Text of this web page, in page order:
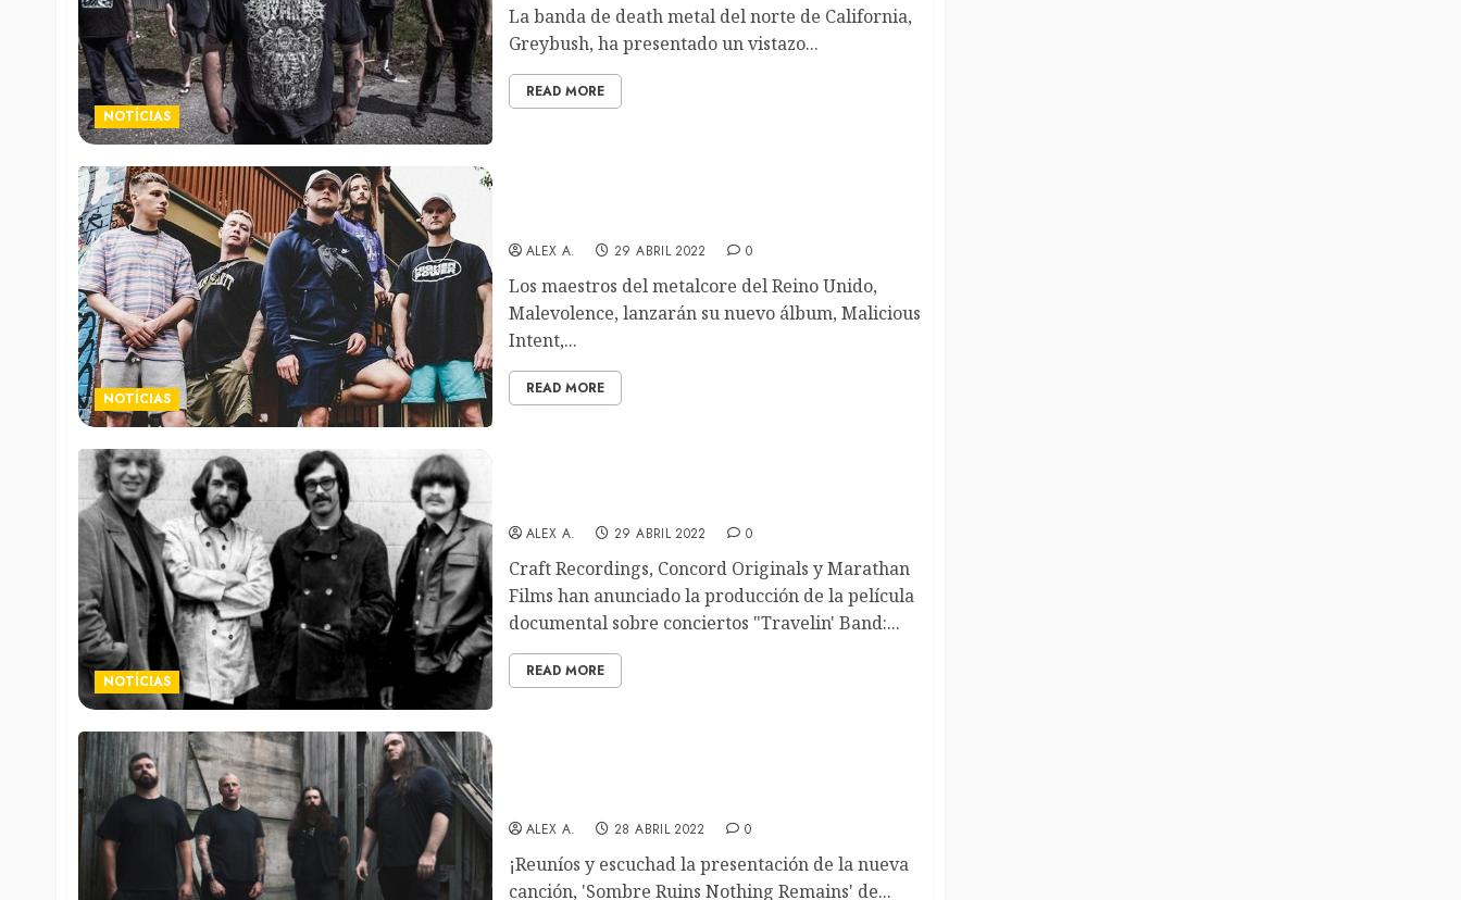
NOTÍCIAS
La banda de death metal del norte de California,
Greybush, ha presentado un vistazo...
READ MORE
NOTÍCIAS
ALEX A. 29 ABRIL 2022 0
Los maestros del metalcore del Reino Unido,
Malevolence, lanzarán su nuevo álbum, Malicious
Intent,...
READ MORE
NOTÍCIAS
ALEX A. 29 ABRIL 2022 0
Craft Recordings, Concord Originals y Marathan
Films han anunciado la producción de la película
documental sobre conciertos "Travelin' Band:...
READ MORE
ALEX A. 28 ABRIL 2022 0
¡Reuníos y escuchad la presentación de la nueva
canción, 'Sombre Ruins Nothing Remains' de...